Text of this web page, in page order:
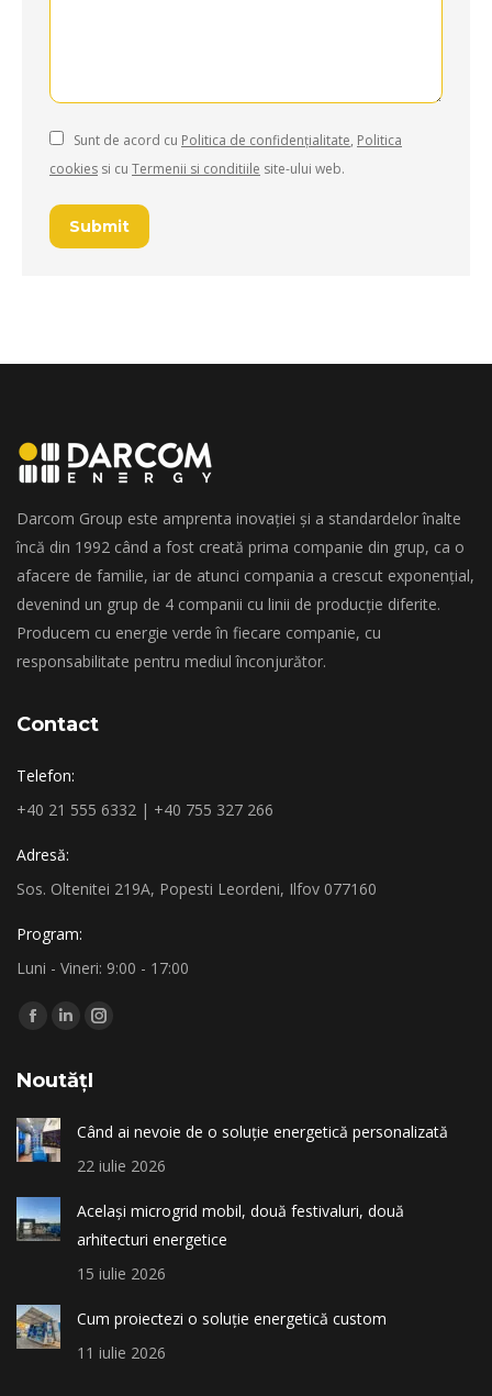
Sunt de acord cu Politica de confidențialitate, Politica
cookies si cu Termenii si conditiile site-ului web.
Submit
Darcom Group este amprenta inovației și a standardelor înalte
încă din 1992 când a fost creată prima companie din grup, ca o
afacere de familie, iar de atunci compania a crescut exponențial,
devenind un grup de 4 companii cu linii de producție diferite.
Producem cu energie verde în fiecare companie, cu
responsabilitate pentru mediul înconjurător.
Contact
Telefon:
+40 21 555 6332 | +40 755 327 266
Adresă:
Sos. Oltenitei 219A, Popesti Leordeni, Ilfov 077160
Program:
Luni - Vineri: 9:00 - 17:00
Find us on:
Facebook
opens
in
new
window
Linkedin
opens
new
window
Instagram
new
window
NoutățI
Când ai nevoie de o soluție energetică personalizată
22 iulie 2026
Același microgrid mobil, două festivaluri, două
arhitecturi energetice
15 iulie 2026
Cum proiectezi o soluție energetică custom
11 iulie 2026